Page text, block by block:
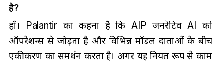
है?
हाँ। Palantir का कहना है कि AIP जनरेटिव AI को
ऑपरेशन्स से जोड़ता है और विभिन्न मॉडल प्रदाताओं के बीच
एकीकरण का समर्थन करता है। अगर यह नियत रूप से काम